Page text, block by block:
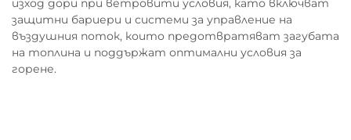
изход дори при ветровити условия, като включват
защитни бариери и системи за управление на
въздушния поток, които предотвратяват загубата
на топлина и поддържат оптимални условия за
горене.